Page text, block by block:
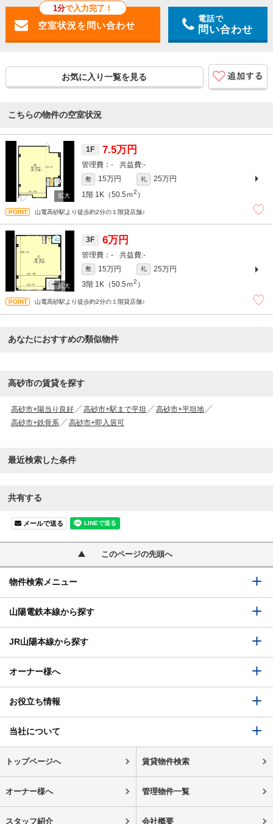
1分で入力完了！
電話で
問い合わせ
お気に入り一覧を見る
こちらの物件の空室状況
1F 7.5万円
- -
敷 15万円 礼
25万円
1階 1K（50.5ｍ2 ）
山電高砂駅より徒歩約2分の１階貸店舗♪
3F 6万円
- -
敷 15万円 礼
25万円
3階 1K（50.5ｍ2 ）
山電高砂駅より徒歩約2分の１階貸店舗♪
あなたにおすすめの類似物件
高砂市の賃貸を探す
高砂市+陽当り良好 高砂市+駅まで平坦
高砂市+平坦地
高砂市+鉄骨系
高砂市+即入居可
最近検索した条件
共有する
メールで送る
このページの先頭へ
物件検索メニュー
山陽電鉄本線から探す
JR山陽本線から探す
オーナー様へ
お役立ち情報
当社について
トップページへ 賃貸物件検索
オーナー様へ 管理物件一覧
スタッフ紹介 会社概要